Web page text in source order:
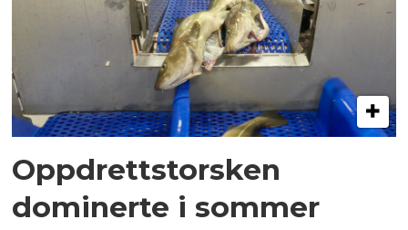
Oppdrettstorsken
dominerte i sommer